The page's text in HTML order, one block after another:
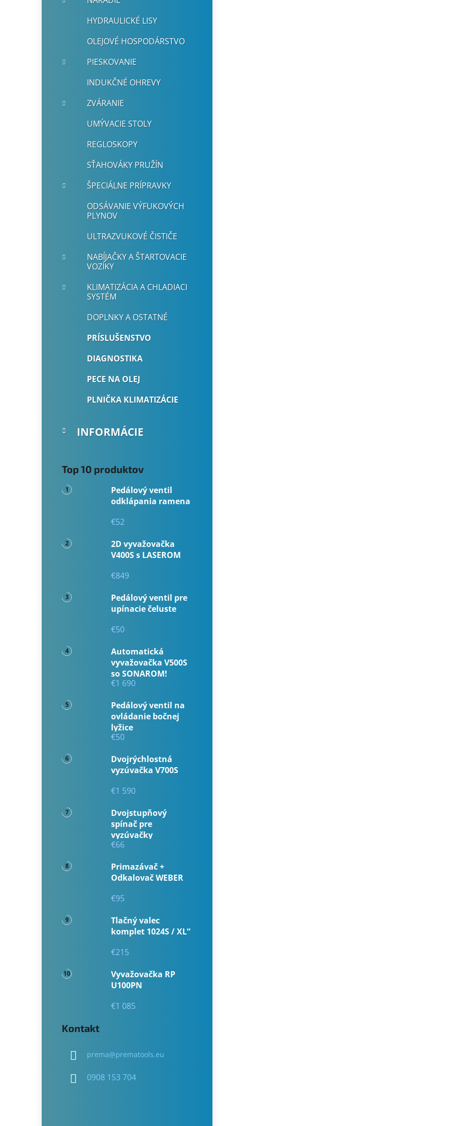
HYDRAULICKÉ LISY
OLEJOVÉ HOSPODÁRSTVO
PIESKOVANIE
INDUKČNÉ OHREVY
ZVÁRANIE
UMÝVACIE STOLY
REGLOSKOPY
SŤAHOVÁKY PRUŽÍN
ŠPECIÁLNE PRÍPRAVKY
ODSÁVANIE VÝFUKOVÝCH
PLYNOV
ULTRAZVUKOVÉ ČISTIČE
NABÍJAČKY A ŠTARTOVACIE
VOZÍKY
KLIMATIZÁCIA A CHLADIACI
SYSTÉM
DOPLNKY A OSTATNÉ
PRÍSLUŠENSTVO
DIAGNOSTIKA
PECE NA OLEJ
PLNIČKA KLIMATIZÁCIE
INFORMÁCIE
Top 10 produktov
Pedálový ventil
odklápania ramena
€52
2D vyvažovačka
V400S s LASEROM
€849
Pedálový ventil pre
upínacie čeluste
€50
Automatická
vyvažovačka V500S
so SONAROM!
€1 690
Pedálový ventil na
ovládanie bočnej
lyžice
€50
Dvojrýchlostná
vyzúvačka V700S
€1 590
Dvojstupňový
spínač pre
vyzúvačky
€66
Primazávač +
Odkalovač WEBER
€95
Tlačný valec
komplet 1024S / XL“
€215
Vyvažovačka RP
U100PN
€1 085
Kontakt
prema@prematools.eu
0908 153 704